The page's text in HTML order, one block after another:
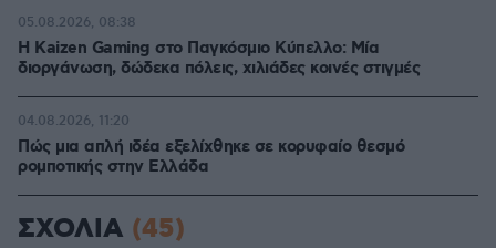
H Kaizen Gaming στο Παγκόσμιο Kύπελλο: Μία
διοργάνωση, δώδεκα πόλεις, χιλιάδες κοινές στιγμές
05.08.2026, 08:38
Πώς μια απλή ιδέα εξελίχθηκε σε κορυφαίο θεσμό
ρομποτικής στην Ελλάδα
04.08.2026, 11:20
ΣΧΟΛΙΑ (45)